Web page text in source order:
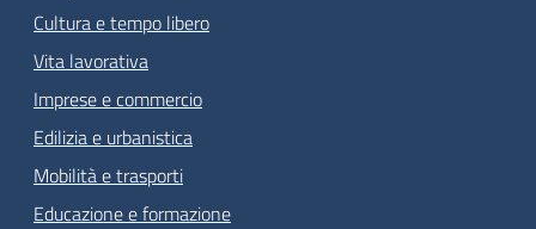
Cultura e tempo libero
Vita lavorativa
Imprese e commercio
Edilizia e urbanistica
Mobilità e trasporti
Educazione e formazione